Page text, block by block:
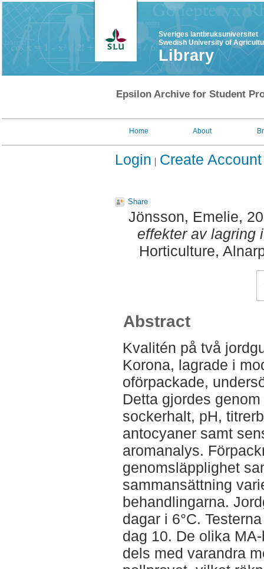
Sveriges lantbruksuniversitet
Swedish University of
Library
Epsilon Archive for Student
Home About
Login Create Account
Share
Jönsson, Emelie,
effekter av lagring
Horticulture,
Abstract
Kvalitén på två
Korona, lagrade i
oförpackade,
Detta gjordes
sockerhalt, pH,
antocyaner samt
aromanalys.
genomsläpplighet
sammansättning
behandlingarna.
dagar i 6°C.
dag 10. De olika
dels med varandra